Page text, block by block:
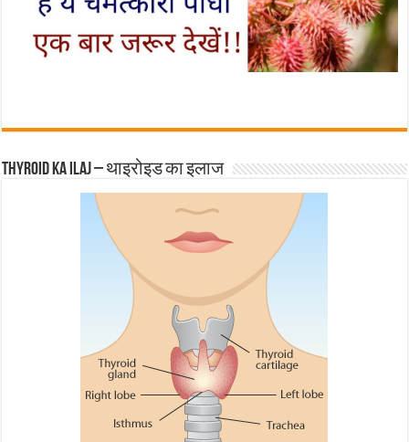
Thyroid ka ilaj – थाइरोइड का इलाज